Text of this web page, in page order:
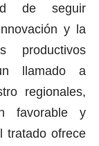
de seguir
y la
productivos
llamado a
regionales,
favorable y
tratado ofrece